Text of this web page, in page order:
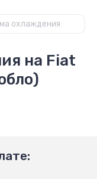
охлаждения
на Fiat